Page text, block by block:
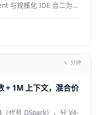
与规模化 IDE 合二为
4 分钟
+ 1M 上下文，混合价
代号 DSpark），分 V4-